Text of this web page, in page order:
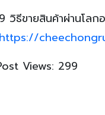
9 วิธีขายสินค้าผ่านโลก
https://
Views: 299